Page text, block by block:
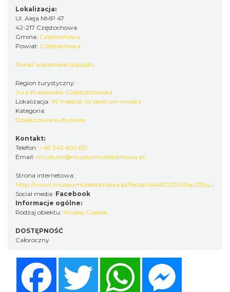
Lokalizacja:
Ul. Aleja NMP 47
42-217 Częstochowa
Gmina: Częstochowa
Powiat: Częstochowa
Pokaż wskazówki dojazdu
Region turystyczny:
Jura Krakowsko-Częstochowska
Lokalizacja: W mieście, W centrum miasta
Kategoria:
Dziedzictwo kulturowe
Kontakt:
Telefon: +48 343 605 631
Email: muzeum@muzeumczestochowa.pl
Strona internetowa:
http://www.muzeumczestochowa.pl/fbclid=IwAR0ZD0RacZ2fyjSJUzgL8vn5t9uWT6z6YHJivNGfPqlzOS7A4hU-8F0D14E
Social media: Facebook
Informacje ogólne:
Rodzaj obiektu: Muzea, Galerie
DOSTĘPNOŚĆ
Całoroczny
Twitter WhatsApp